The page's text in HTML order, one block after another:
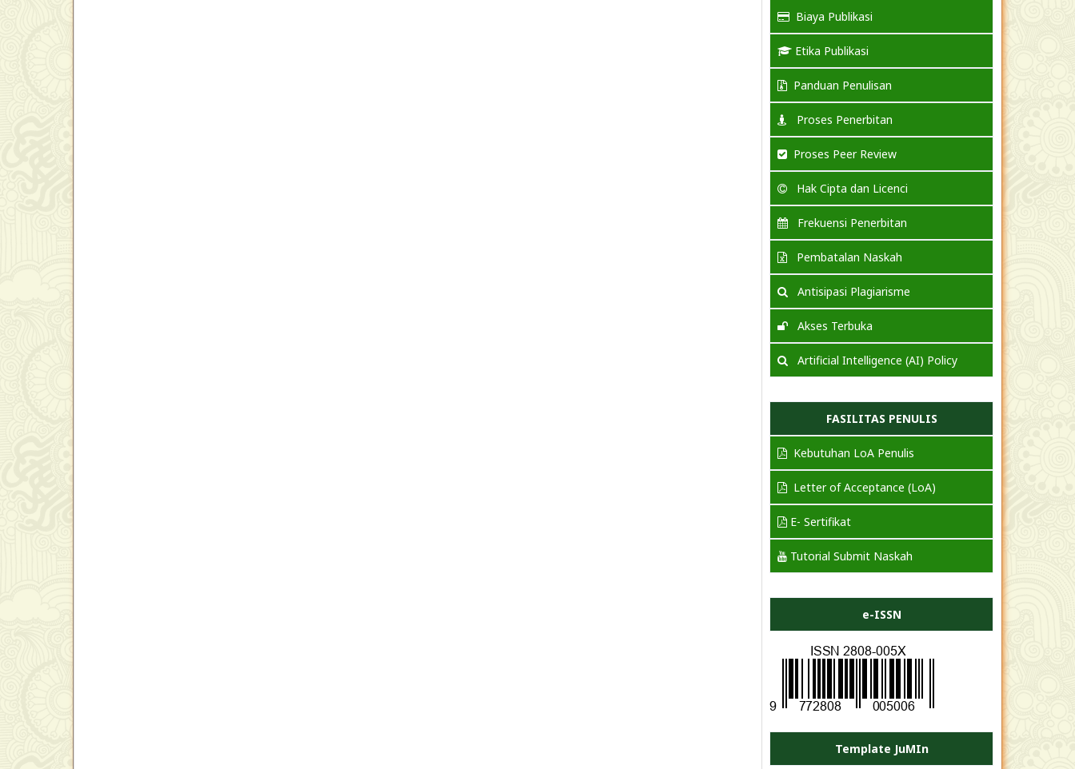
Biaya Publikasi
Etika Publikasi
Panduan Penulisan
Proses Penerbitan
Proses Peer Review
Hak Cipta dan Licenci
Frekuensi Penerbitan
Pembatalan Naskah
Antisipasi Plagiarisme
Akses Terbuka
Artificial Intelligence (AI) Policy
FASILITAS PENULIS
Kebutuhan LoA Penulis
Letter of Acceptance (LoA)
E- Sertifikat
Tutorial Submit Naskah
e-ISSN
Template JuMIn